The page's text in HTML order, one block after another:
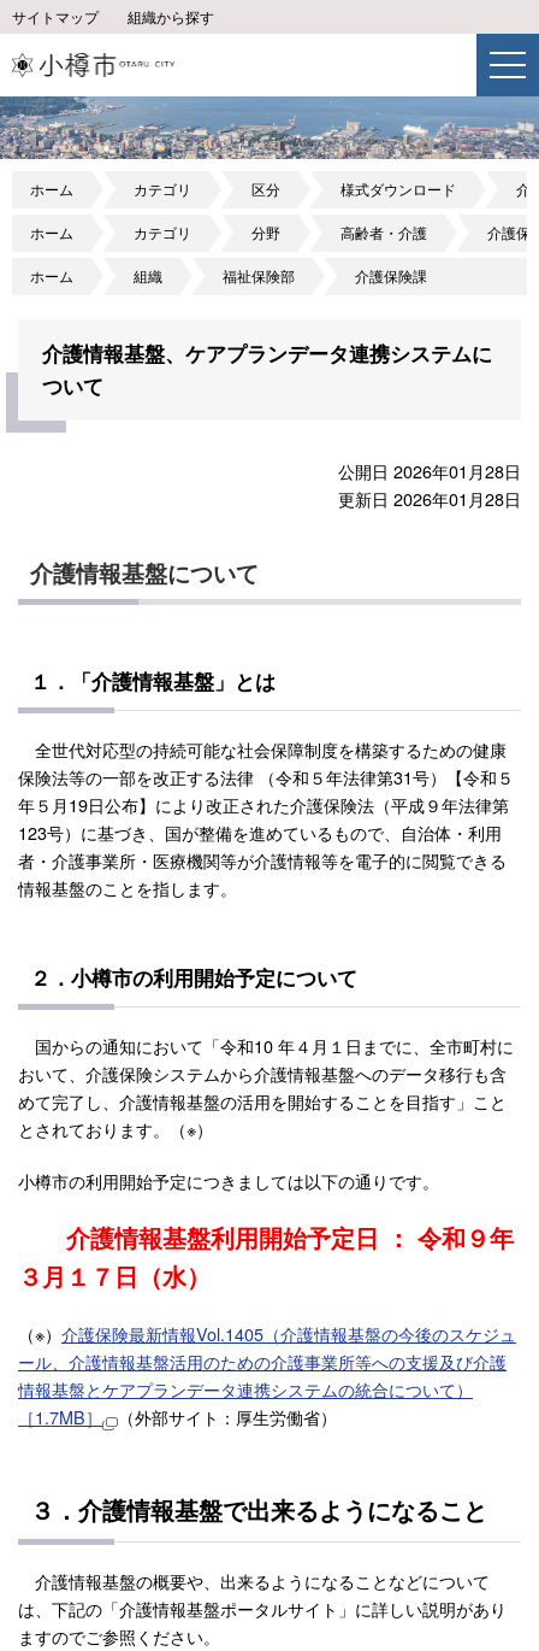
サイトマップ 組織から探す
ホーム カテゴリ 区分 様式ダウンロード 介
ホーム カテゴリ 分野 高齢者・介護 介護保
ホーム 組織 福祉保険部 介護保険課
介護情報基盤、ケアプランデータ連携システムに
ついて
公開日 2026年01月28日
更新日 2026年01月28日
介護情報基盤について
１．「介護情報基盤」とは
全世代対応型の持続可能な社会保障制度を構築するための健康
保険法等の一部を改正する法律 （令和５年法律第31号）【令和５
年５月19日公布】により改正された介護保険法（平成９年法律第
123号）に基づき、国が整備を進めているもので、自治体・利用
者・介護事業所・医療機関等が介護情報等を電子的に閲覧できる
情報基盤のことを指します。
２．小樽市の利用開始予定について
国からの通知において「令和10 年４月１日までに、全市町村に
おいて、介護保険システムから介護情報基盤へのデータ移行も含
めて完了し、介護情報基盤の活用を開始することを目指す」こと
とされております。（※）
小樽市の利用開始予定につきましては以下の通りです。
介護情報基盤利用開始予定日 ： 令和９年
３月１７日（水）
（※） 介護保険最新情報Vol.1405（介護情報基盤の今後のスケジュ
ール、介護情報基盤活用のための介護事業所等への支援及び介護
情報基盤とケアプランデータ連携システムの統合について）
［1.7MB］
（外部サイト：厚生労働省）
３．介護情報基盤で出来るようになること
介護情報基盤の概要や、出来るようになることなどについて
は、下記の「介護情報基盤ポータルサイト」に詳しい説明があり
ますのでご参照ください。